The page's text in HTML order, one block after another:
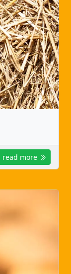
read more